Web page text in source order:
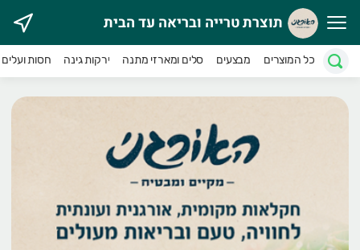
תוצרת טרייה ובריאה עד הבית
האורגני מטפח מעגל חקלאים וצרכנים במטרה לקדם חקלאות
תוצרת טרייה ובריאה עד הבית
כל המוצרים מבצעים סלים ומארזי מתנה ירקות גינה חסות ועלים